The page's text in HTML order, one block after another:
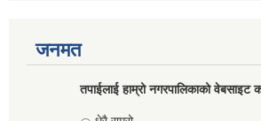
जनमत
तपाईलाई हाम्रो नगरपालिकाको वेबसाइट